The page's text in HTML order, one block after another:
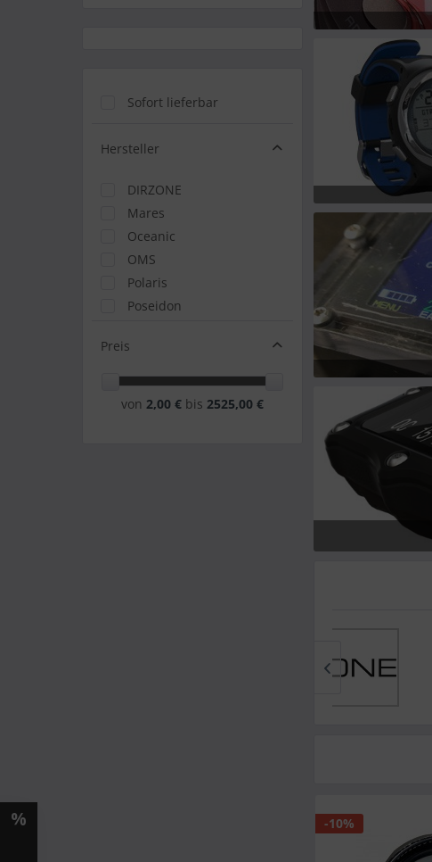
Sofort lieferbar
Hersteller
DIRZONE
Mares
Oceanic
OMS
Polaris
Poseidon
Tecline
TUSA
Preis
von 2,00 € bis 2525,00 €
-10%